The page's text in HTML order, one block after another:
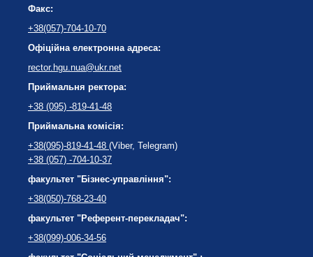
Факс:
+38(057)-704-10-70
Офіційна електронна адреса:
rector.hgu.nua@ukr.net
Приймальня ректора:
+38 (095) -819-41-48
Приймальна комісія:
+38(095)-819-41-48 (Viber, Telegram)
+38 (057) -704-10-37
факультет "Бізнес-управління":
+38(050)-768-23-40
факультет "Референт-перекладач":
+38(099)-006-34-56